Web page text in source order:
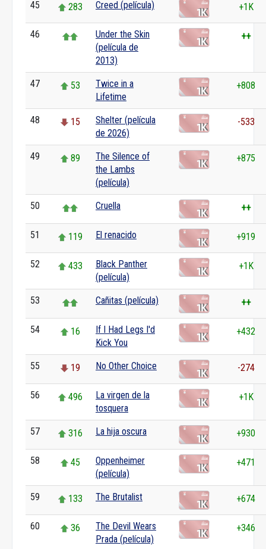
45 283 Creed (película) +1K
46
Under the Skin
(película de
2013)
++
47 53
Twice in a
Lifetime
+808
48 15
Shelter (película
de 2026)
-533
49 89
The Silence of
the Lambs
(película)
+875
50 Cruella ++
51 119 El renacido +919
52 433
Black Panther
(película)
+1K
53 Cañitas (película) ++
54 16
If I Had Legs I'd
Kick You
+432
55 19 No Other Choice -274
56 496
La virgen de la
tosquera
+1K
57 316 La hija oscura +930
58 45
Oppenheimer
(película)
+471
59 133 The Brutalist +674
60 36
The Devil Wears
Prada (película)
+346